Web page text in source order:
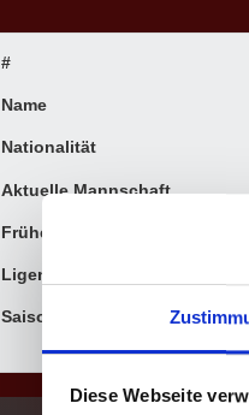
Diese Webseite
#
Name
Nationalität
Aktuelle Mannschaft
Frühere Mannschaften
Ligen
Saisons